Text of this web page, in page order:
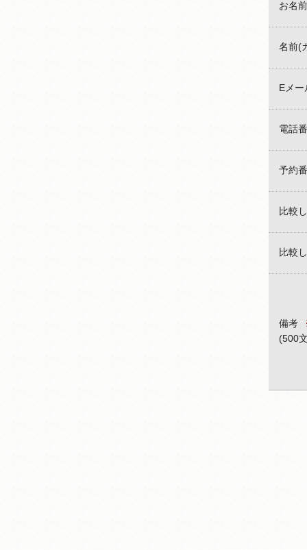
お名前
名前(
Eメ
電話
予約
比較
比較
備考
(500